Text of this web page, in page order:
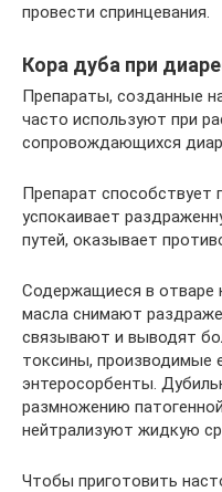
провести спринцевания.
Кора дуба при
Препараты, созданные
часто используют при
сопровождающихся
Препарат способствует
успокаивает
путей, оказывает
Содержащиеся в отваре
масла снимают
связывают и выводят
токсины, производимые
энтеросорбенты.
размножению
нейтрализуют жидкую
Чтобы приготовить